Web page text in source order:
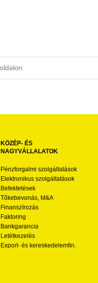
KÖZÉP- ÉS
NAGYVÁLLALATOK
Pénzforgalmi szolgáltatások
Elektronikus szolgáltatások
Befektetések
Tőkebevonás, M&A
Finanszírozás
Faktoring
Bankgarancia
Letétkezelés
Export- és kereskedelemfin.